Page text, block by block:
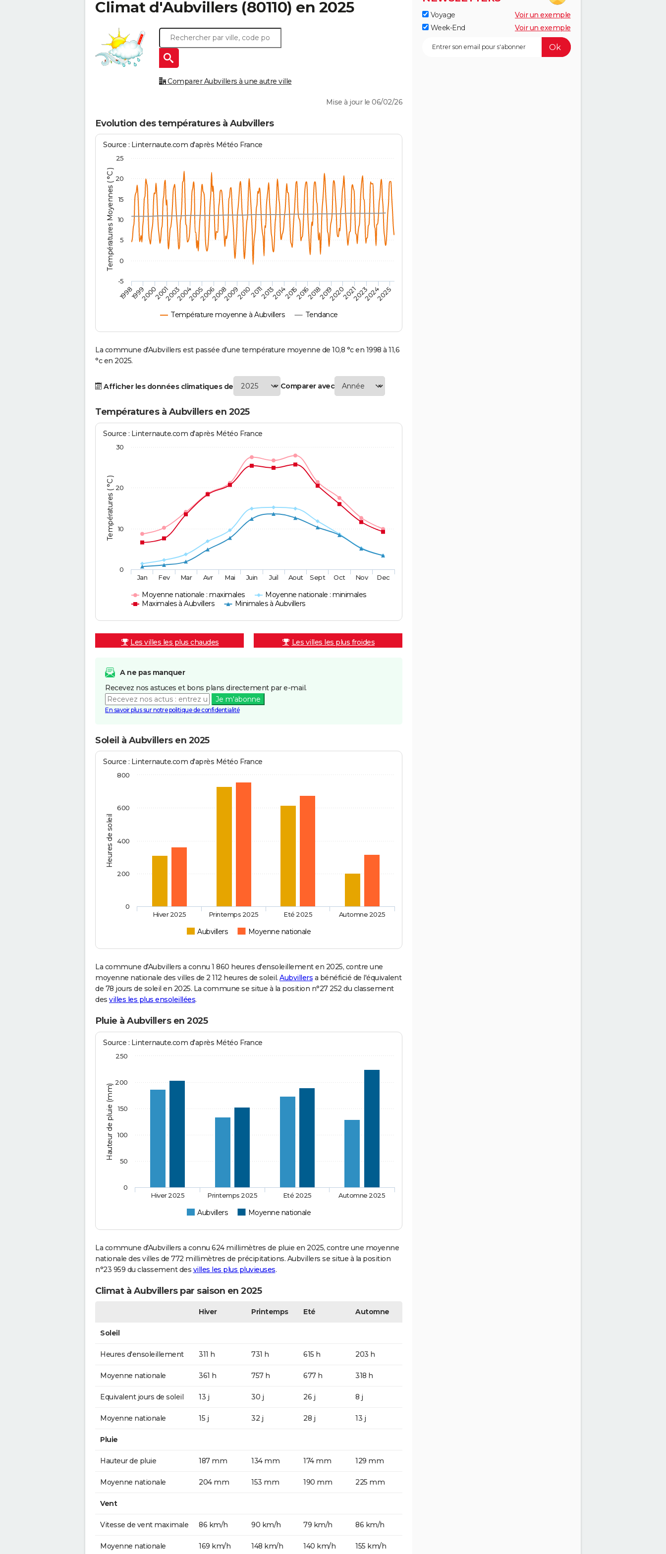
Climat d'Aubvillers (80110) en 2025
Comparer Aubvillers à une autre ville
Mise à jour le 06/02/26
Evolution des températures à Aubvillers
Températures Moyennes ( °C )
Source : Linternaute.com d'après Météo France
Température moyenne à Aubvillers Tendance
1998 2014
199920002001200320042005200620082009201020112013 201520162018201920202021202320242025
-5
0
5
10
15
20
25
La commune d'Aubvillers est passée d'une température moyenne de 10,8 °c en 1998 à 11,6
°c en 2025.
Afficher les données climatiques de Comparer avec
Températures à Aubvillers en 2025
Températures ( °C )
Source : Linternaute.com d'après Météo France
Moyenne nationale : maximales
Moyenne nationale : minimales
Maximales à Aubvillers
Minimales à Aubvillers
Jan Fev Mar Avr Mai Juin Juil Aout Sept Oct Nov Dec
0
10
20
30
Les villes les plus chaudes Les villes les plus froides
A ne pas manquer
Recevez nos astuces et bons plans directement par e-mail.
Je m'abonne
En savoir plus sur notre politique de confidentialité
Soleil à Aubvillers en 2025
Heures de soleil
Source : Linternaute.com d'après Météo France
Aubvillers Moyenne nationale
Hiver 2025 Printemps 2025 Eté 2025 Automne 2025
0
200
400
600
800
La commune d'Aubvillers a connu 1 860 heures d'ensoleillement en 2025, contre une
moyenne nationale des villes de 2 112 heures de soleil. Aubvillers a bénéficié de l'équivalent
de 78 jours de soleil en 2025. La commune se situe à la position n°27 252 du classement
des villes les plus ensoleillées.
Pluie à Aubvillers en 2025
Hauteur de pluie (mm)
Source : Linternaute.com d'après Météo France
Aubvillers Moyenne nationale
Hiver 2025 Printemps 2025 Eté 2025 Automne 2025
0
50
100
150
200
250
La commune d'Aubvillers a connu 624 millimètres de pluie en 2025, contre une moyenne
nationale des villes de 772 millimètres de précipitations. Aubvillers se situe à la position
n°23 959 du classement des villes les plus pluvieuses.
Climat à Aubvillers par saison en 2025
Hiver Printemps Eté Automne
Soleil
Heures d'ensoleillement 311 h 731 h 615 h 203 h
Moyenne nationale 361 h 757 h 677 h 318 h
Equivalent jours de soleil 13 j 30 j 26 j 8 j
Moyenne nationale 15 j 32 j 28 j 13 j
Pluie
Hauteur de pluie 187 mm 134 mm 174 mm 129 mm
Moyenne nationale 204 mm 153 mm 190 mm 225 mm
Vent
Vitesse de vent maximale 86 km/h 90 km/h 79 km/h 86 km/h
Moyenne nationale 169 km/h 148 km/h 140 km/h 155 km/h
Voyage
Voir un exemple
Week-End
Voir un exemple